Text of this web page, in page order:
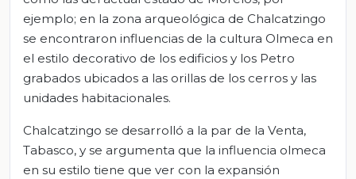
ejemplo; en la zona arqueológica de Chalcatzingo
se encontraron influencias de la cultura Olmeca en
el estilo decorativo de los edificios y los Petro
grabados ubicados a las orillas de los cerros y las
unidades habitacionales.
Chalcatzingo se desarrolló a la par de la Venta,
Tabasco, y se argumenta que la influencia olmeca
en su estilo tiene que ver con la expansión